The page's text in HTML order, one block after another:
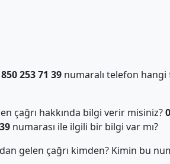
253 71 39numaralı telefon hangi
çağrı hakkında bilgi verir misiniz?
numarası ile ilgili bir bilgi var mı?
gelen çağrı kimden? Kimin bu